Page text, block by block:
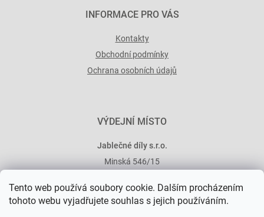
Tento web používá soubory cookie. Dalším procházením
tohoto webu vyjadřujete souhlas s jejich používáním.
INFORMACE PRO VÁS
Kontakty
Obchodní podmínky
Ochrana osobních údajů
VÝDEJNÍ MÍSTO
Jablečné díly s.r.o.
Minská 546/15